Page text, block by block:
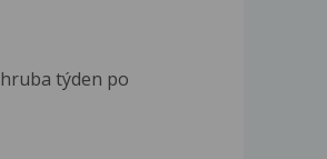
týden po